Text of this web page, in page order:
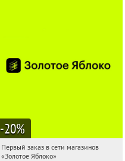
-20%
07:53:04
Получи первым!
Первый заказ в сети магазинов
«Золотое Яблоко»